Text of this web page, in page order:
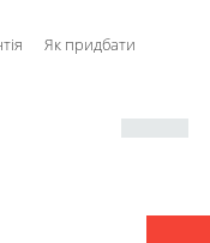
Як придбати